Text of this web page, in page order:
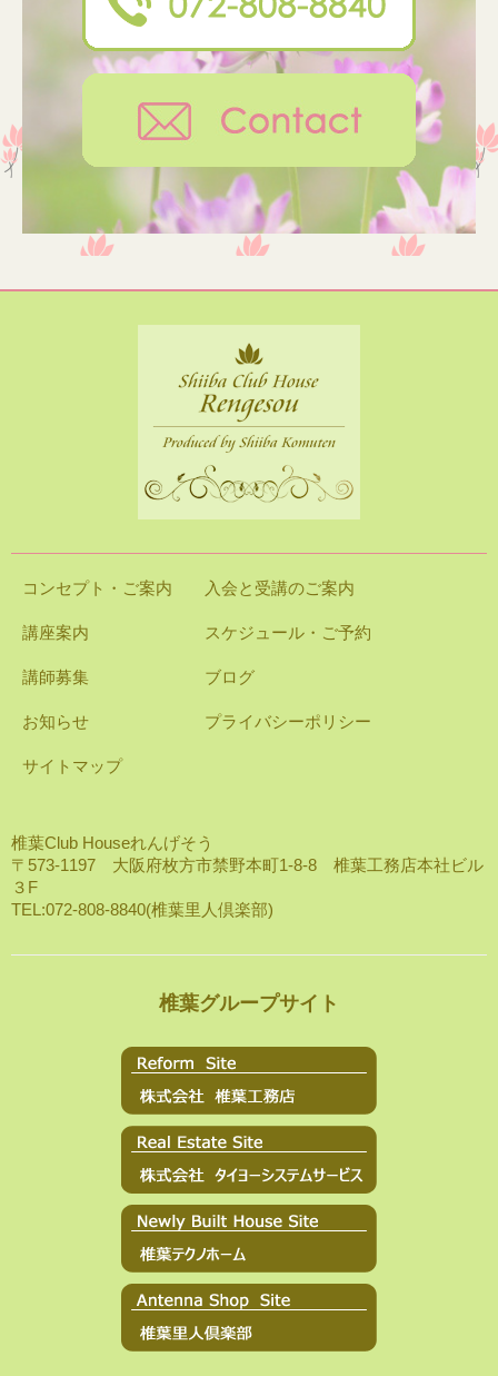
コンセプト・ご案内 入会と受講のご案内
講座案内 スケジュール・ご予約
講師募集 ブログ
お知らせ プライバシーポリシー
サイトマップ
椎葉Club Houseれんげそう
〒573-1197 大阪府枚方市禁野本町1-8-8 椎葉工務店本社ビル
３F
TEL:072-808-8840(椎葉里人倶楽部)
椎葉グループサイト